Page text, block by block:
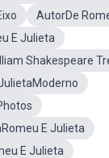
AutorDe
E Julieta
Shakespeare
E Julieta
E Julieta